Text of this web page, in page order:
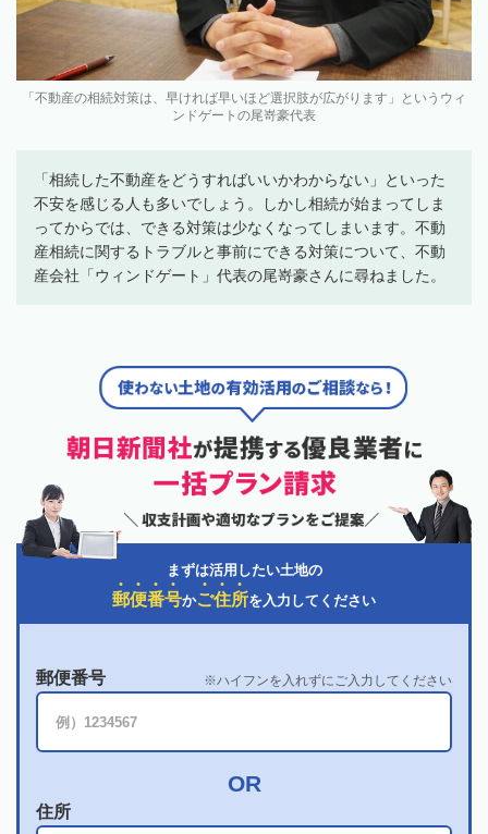
「不動産の相続対策は、早ければ早いほど選択肢が広がります」というウィ
ンドゲートの尾嵜豪代表
「相続した不動産をどうすればいいかわからない」といった
不安を感じる人も多いでしょう。しかし相続が始まってしま
ってからでは、できる対策は少なくなってしまいます。不動
産相続に関するトラブルと事前にできる対策について、不動
産会社「ウィンドゲート」代表の尾嵜豪さんに尋ねました。
まずは活用したい土地の
郵便番号かご住所を入力してください
郵便番号 ハイフンを入れずにご入力してください
住所